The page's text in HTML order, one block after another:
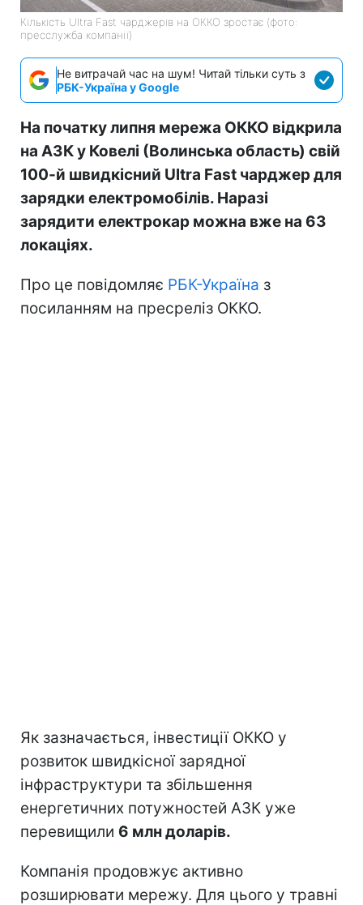
Кількість Ultra Fast чарджерів на ОККО зростає (фото:
пресслужба компанії)
Не витрачай час на шум! Читай тільки суть з
РБК-Україна у Google
На початку липня мережа ОККО відкрила
на АЗК у Ковелі (Волинська область) свій
100-й швидкісний Ultra Fast чарджер для
зарядки електромобілів. Наразі
зарядити електрокар можна вже на 63
локаціях.
Про це повідомляє РБК-Україна з
посиланням на пресреліз ОККО.
Як зазначається, інвестиції ОККО у
розвиток швидкісної зарядної
інфраструктури та збільшення
енергетичних потужностей АЗК уже
перевищили 6 млн доларів.
Компанія продовжує активно
розширювати мережу. Для цього у травні